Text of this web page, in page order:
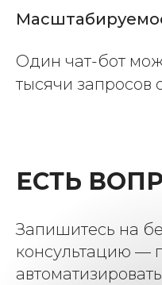
Один чат-бот
тысячи запросов
ЕСТЬ
Запишитесь на
консультацию —